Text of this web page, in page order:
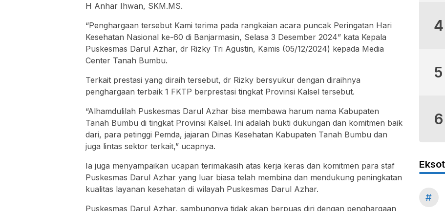
H Anhar Ihwan, SKM.MS.
“Penghargaan tersebut Kami terima pada rangkaian acara puncak Peringatan Hari
Kesehatan Nasional ke-60 di Banjarmasin, Selasa 3 Desember 2024” kata Kepala
Puskesmas Darul Azhar, dr Rizky Tri Agustin, Kamis (05/12/2024) kepada Media
Center Tanah Bumbu.
Terkait prestasi yang diraih tersebut, dr Rizky bersyukur dengan diraihnya
penghargaan terbaik 1 FKTP berprestasi tingkat Provinsi Kalsel tersebut.
“Alhamdulilah Puskesmas Darul Azhar bisa membawa harum nama Kabupaten
Tanah Bumbu di tingkat Provinsi Kalsel. Ini adalah bukti dukungan dan komitmen baik
dari, para petinggi Pemda, jajaran Dinas Kesehatan Kabupaten Tanah Bumbu dan
juga lintas sektor terkait,” ucapnya.
Ia juga menyampaikan ucapan terimakasih atas kerja keras dan komitmen para staf
Puskesmas Darul Azhar yang luar biasa telah membina dan mendukung peningkatan
kualitas layanan kesehatan di wilayah Puskesmas Darul Azhar.
Puskesmas Darul Azhar, sambungnya tidak akan berpuas diri dengan penghargaan
4
5
6
#